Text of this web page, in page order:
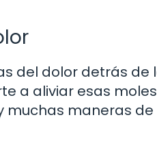
del dolor detrás de
a aliviar esas
muchas maneras